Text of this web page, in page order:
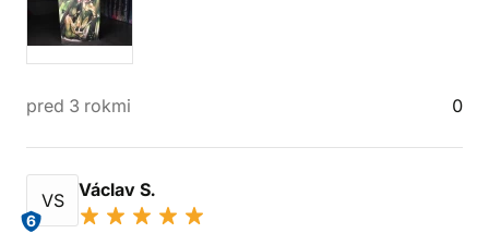
pred 3 rokmi 0
VS
6
Václav S.